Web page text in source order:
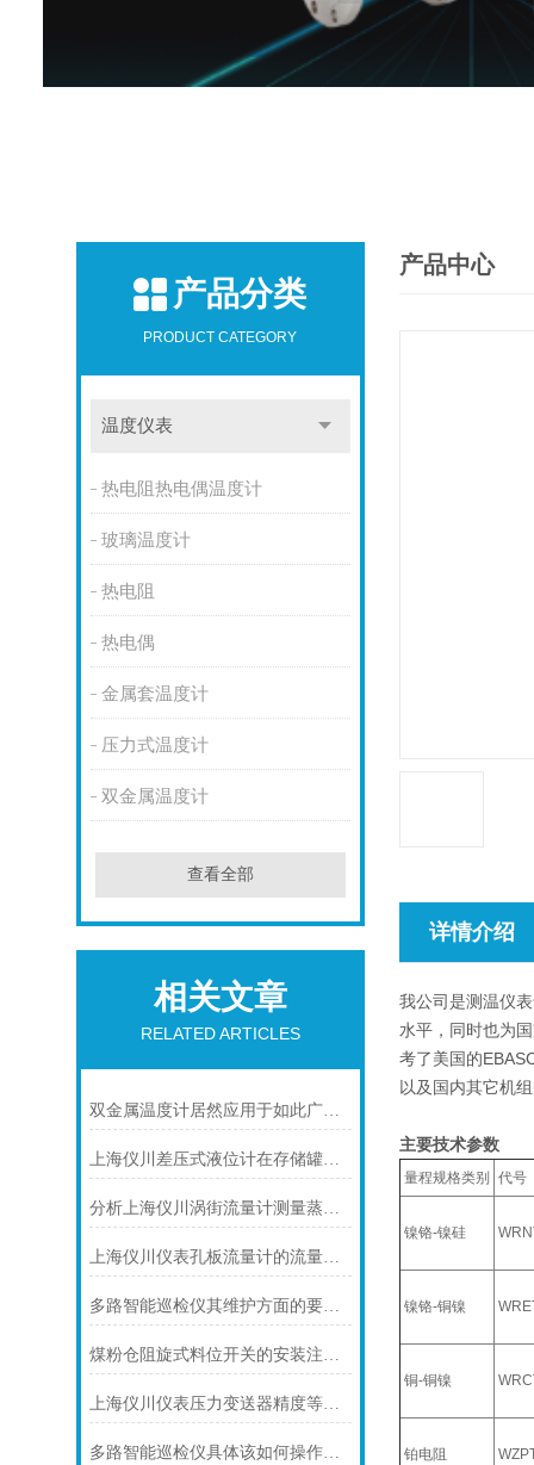
产品分类
PRODUCT CATEGORY
温度仪表
热电阻热电偶温度计
玻璃温度计
热电阻
热电偶
金属套温度计
压力式温度计
双金属温度计
查看全部
相关文章
RELATED ARTICLES
双金属温度计居然应用于如此广泛的领域
上海仪川差压式液位计在存储罐液位测量的应用
分析上海仪川涡街流量计测量蒸汽的三种方式
上海仪川仪表孔板流量计的流量计算公式
多路智能巡检仪其维护方面的要点是什么？
煤粉仓阻旋式料位开关的安装注意事项
上海仪川仪表压力变送器精度等级的划分方法
多路智能巡检仪具体该如何操作呢？
产品中心
详情介绍
我公司是测温仪
水平，同时也为
考了美国的
以及国内其它机
主要技术参数
量程规格类别 代号
镍铬-镍硅
镍铬-铜镍
铜-铜镍
铂电阻